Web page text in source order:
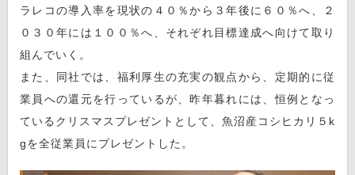
ラレコの導入率を現状の４０％から３年後に６０％へ、２
０３０年には１００％へ、それぞれ目標達成へ向けて取り
組んでいく。
また、同社では、福利厚生の充実の観点から、定期的に従
業員への還元を行っているが、昨年暮れには、恒例となっ
ているクリスマスプレゼントとして、魚沼産コシヒカリ５k
gを全従業員にプレゼントした。